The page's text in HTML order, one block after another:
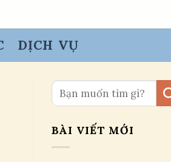
DỊCH VỤ
BÀI VIẾT MỚI